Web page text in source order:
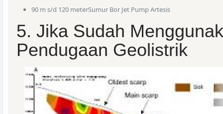
90 m s/d 120 meterSumur Bor Jet Pump Artesis
5. Jika Sudah
Pendugaan Geolistrik